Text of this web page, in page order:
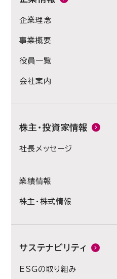
企業理念
事業概要
役員一覧
会社案内
株主・投資家情報
社長メッセージ
業績情報
株主・株式情報
サステナビリティ
ESGの取り組み